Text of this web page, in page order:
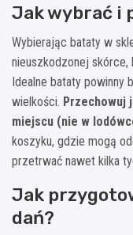
Jak wybrać i
Wybierając bataty w
nieuszkodzonej
Idealne bataty powinny
wielkości. Przechowuj
miejscu (nie w
koszyku, gdzie mogą
przetrwać nawet kilka
Jak
dań?